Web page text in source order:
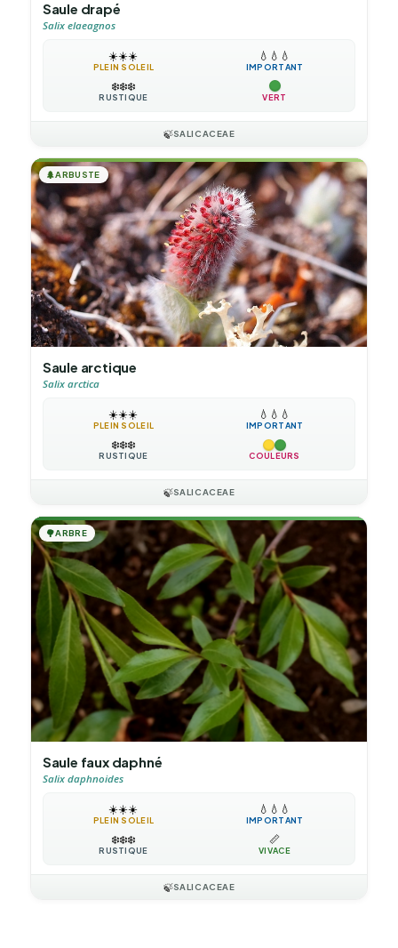
Saule drapé
Salix elaeagnos
☀️☀️☀️
PLEIN SOLEIL
💧 💧 💧
IMPORTANT
❄️❄️❄️
RUSTIQUE VERT
🍃SALICACEAE
🌲ARBUSTE
Saule arctique
Salix arctica
☀️☀️☀️
PLEIN SOLEIL
💧 💧 💧
IMPORTANT
❄️❄️❄️
RUSTIQUE COULEURS
🍃SALICACEAE
🌳ARBRE
Saule faux daphné
Salix daphnoides
☀️☀️☀️
PLEIN SOLEIL
💧 💧 💧
IMPORTANT
❄️❄️❄️
RUSTIQUE
📏
VIVACE
🍃SALICACEAE